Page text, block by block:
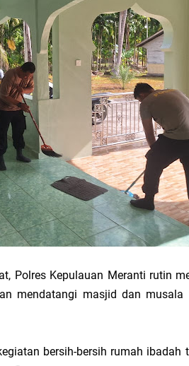
dan PLN UP3 Dumai Perkuat Sinergi,
Kabupaten Kepulauan Meranti Kembali
dan Unilak Perkuat Sinergi Tingkatkan
Berprestasi Diguyur Penghargaan,
Kepulauan Meranti Periode 2026–2029
Bahas Penegasan Batas Wilayah
Polres Kepulauan Meranti rutin
mendatangi masjid dan
bersih-bersih rumah ibadah